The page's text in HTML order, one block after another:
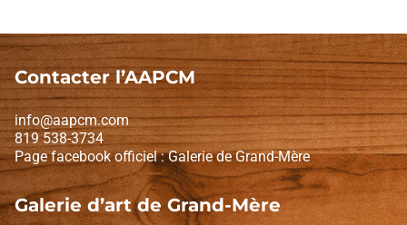
Contacter l’AAPCM
info@aapcm.com
819 538-3734
Page facebook officiel : Galerie de Grand-Mère
Galerie d’art de Grand-Mère